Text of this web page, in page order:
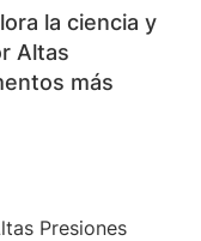
la ciencia y
Altas
más
Presiones